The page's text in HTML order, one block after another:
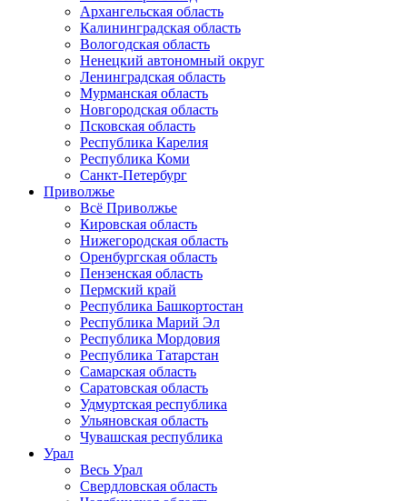
Архангельская область
Калининградская область
Вологодская область
Ненецкий автономный округ
Ленинградская область
Мурманская область
Новгородская область
Псковская область
Республика Карелия
Республика Коми
Санкт-Петербург
Приволжье
Всё Приволжье
Кировская область
Нижегородская область
Оренбургская область
Пензенская область
Пермский край
Республика Башкортостан
Республика Марий Эл
Республика Мордовия
Республика Татарстан
Самарская область
Саратовская область
Удмуртская республика
Ульяновская область
Чувашская республика
Урал
Весь Урал
Свердловская область